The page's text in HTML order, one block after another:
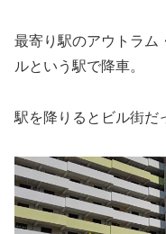
最寄り駅のアウトラム
ルという駅で降車。
駅を降りるとビル街だ